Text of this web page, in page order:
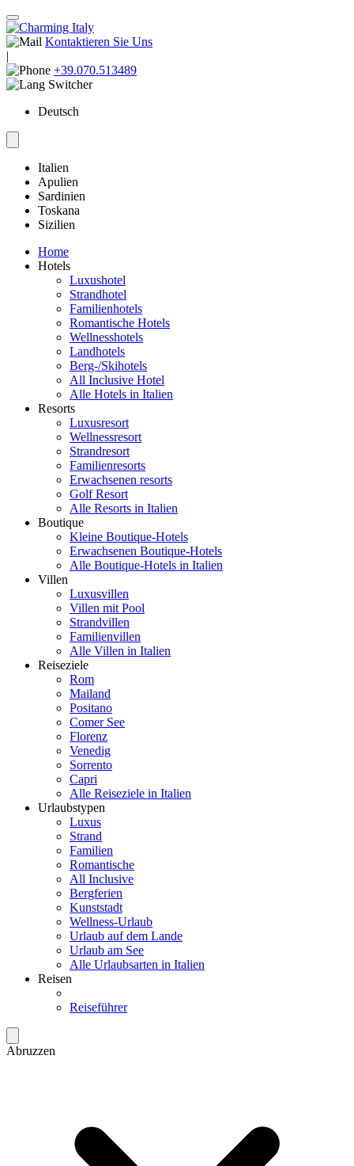
Kontaktieren Sie Uns
|
+39.070.513489
Deutsch
Italien
Apulien
Sardinien
Toskana
Sizilien
Home
Hotels
Luxushotel
Strandhotel
Familienhotels
Romantische Hotels
Wellnesshotels
Landhotels
Berg-/Skihotels
All Inclusive Hotel
Alle Hotels in Italien
Resorts
Luxusresort
Wellnessresort
Strandresort
Familienresorts
Erwachsenen resorts
Golf Resort
Alle Resorts in Italien
Boutique
Kleine Boutique-Hotels
Erwachsenen Boutique-Hotels
Alle Boutique-Hotels in Italien
Villen
Luxusvillen
Villen mit Pool
Strandvillen
Familienvillen
Alle Villen in Italien
Reiseziele
Rom
Mailand
Positano
Comer See
Florenz
Venedig
Sorrento
Capri
Alle Reiseziele in Italien
Urlaubstypen
Luxus
Strand
Familien
Romantische
All Inclusive
Bergferien
Kunststadt
Wellness-Urlaub
Urlaub auf dem Lande
Urlaub am See
Alle Urlaubsarten in Italien
Reisen
Reiseführer
Abruzzen